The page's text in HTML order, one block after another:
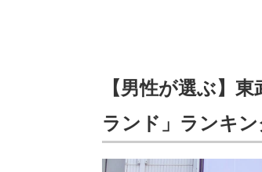
【男性が選ぶ】
ランド」ランキ